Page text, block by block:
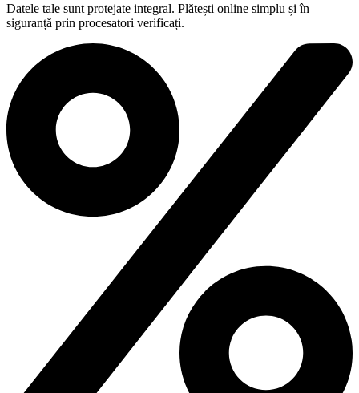
Datele tale sunt protejate integral. Plătești online simplu și în
siguranță prin procesatori verificați.